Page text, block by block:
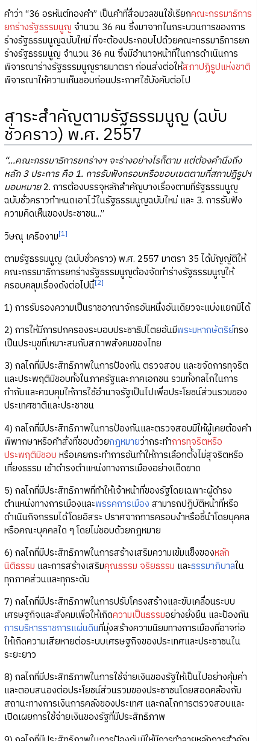
คำว่า “36 อรหันต์ทองคำ” เป็นคำที่สื่อมวลชนใช้เรียกคณะกรรมาธิการ
ยกร่างรัฐธรรมนูญ จำนวน 36 คน ซึ่งมาจากในกระบวนการของการ
ร่างรัฐธรรมนูญฉบับใหม่ ที่จะต้องประกอบไปด้วยคณะกรรมาธิการยก
ร่างรัฐธรรมนูญ จำนวน 36 คน ซึ่งมีอำนาจหน้าที่ในการดำเนินการ
พิจารณาร่างรัฐธรรมนูญรายมาตรา ก่อนส่งต่อให้สภาปฏิรูปแห่งชาติ
พิจารณาให้ความเห็นชอบก่อนประกาศใช้บังคับต่อไป
สาระสำคัญตามรัฐธรรมนูญ (ฉบับ
ชั่วคราว) พ.ศ. 2557
“...คณะกรรมาธิการยกร่างฯ จะร่างอย่างไรก็ตาม แต่ต้องคำนึงถึง
หลัก 3 ประการ คือ 1. การรับฟังกรอบหรือขอบเขตตามที่สภาปฏิรูปฯ
มอบหมาย2. การต้องบรรจุหลักสำคัญบางเรื่องตามที่รัฐธรรมนูญ
ฉบับชั่วคราวกำหนดเอาไว้ในรัฐธรรมนูญฉบับใหม่ และ 3. การรับฟัง
ความคิดเห็นของประชาชน...”
วิษณุ เครืองาม[1]
ตามรัฐธรรมนูญ (ฉบับชั่วคราว) พ.ศ. 2557 มาตรา 35 ได้บัญญัติให้
คณะกรรมาธิการยกร่างรัฐธรรมนูญต้องจัดทำร่างรัฐธรรมนูญให้
ครอบคลุมเรื่องดังต่อไปนี้[2]
1) การรับรองความเป็นราชอาณาจักรอันหนึ่งอันเดียวจะแบ่งแยกมิได้
2) การให้มีการปกครองระบอบประชาธิปไตยอันมีพระมหากษัตริย์ทรง
เป็นประมุขที่เหมาะสมกับสภาพสังคมของไทย
3) กลไกที่มีประสิทธิภาพในการป้องกัน ตรวจสอบ และขจัดการทุจริต
และประพฤติมิชอบทั้งในภาครัฐและภาคเอกชน รวมทั้งกลไกในการ
กำกับและควบคุมให้การใช้อำนาจรัฐเป็นไปเพื่อประโยชน์ส่วนรวมของ
ประเทศชาติและประชาชน
4) กลไกที่มีประสิทธิภาพในการป้องกันและตรวจสอบมิให้ผู้เคยต้องคำ
พิพากษาหรือคำสั่งที่ชอบด้วยกฎหมายว่ากระทำการทุจริตหรือ
ประพฤติมิชอบ หรือเคยกระทำการอันทำให้การเลือกตั้งไม่สุจริตหรือ
เที่ยงธรรม เข้าดำรงตำแหน่งทางการเมืองอย่างเด็ดขาด
5) กลไกที่มีประสิทธิภาพที่ทำให้เจ้าหน้าที่ของรัฐโดยเฉพาะผู้ดำรง
ตำแหน่งทางการเมืองและพรรคการเมือง สามารถปฏิบัติหน้าที่หรือ
ดำเนินกิจกรรมได้โดยอิสระ ปราศจากการครอบงำหรือชี้นำโดยบุคคล
หรือคณะบุคคลใด ๆ โดยไม่ชอบด้วยกฎหมาย
6) กลไกที่มีประสิทธิภาพในการสร้างเสริมความเข้มแข็งของหลัก
นิติธรรม และการสร้างเสริมคุณธรรม จริยธรรม และธรรมาภิบาลใน
ทุกภาคส่วนและทุกระดับ
7) กลไกที่มีประสิทธิภาพในการปรับโครงสร้างและขับเคลื่อนระบบ
เศรษฐกิจและสังคมเพื่อให้เกิดความเป็นธรรมอย่างยั่งยืน และป้องกัน
การบริหารราชการแผ่นดินที่มุ่งสร้างความนิยมทางการเมืองที่อาจก่อ
ให้เกิดความเสียหายต่อระบบเศรษฐกิจของประเทศและประชาชนใน
ระยะยาว
8) กลไกที่มีประสิทธิภาพในการใช้จ่ายเงินของรัฐให้เป็นไปอย่างคุ้มค่า
และตอบสนองต่อประโยชน์ส่วนรวมของประชาชนโดยสอดคล้องกับ
สถานะทางการเงินการคลังของประเทศ และกลไกการตรวจสอบและ
เปิดเผยการใช้จ่ายเงินของรัฐที่มีประสิทธิภาพ